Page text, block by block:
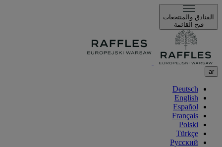
الفنادق والمنتجعات
فتح القائمة
ar
Deutsch
English
Español
Français
Polski
Türkçe
Русский